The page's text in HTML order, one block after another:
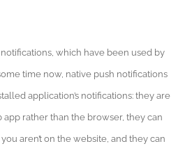
which have been used by
time now, native push notifications
application’s notifications: they are
rather than the browser, they can
aren’t on the website, and they can